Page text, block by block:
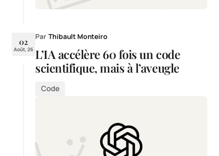
02
Août, 26
Par Thibault Monteiro
L’IA accélère 60 fois un code
scientifique, mais à l’aveugle
Code